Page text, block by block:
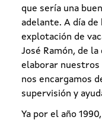
que sería una
adelante. A día
explotación de
José Ramón, de
elaborar nuestros
nos encargamos
supervisión y
Ya por el año